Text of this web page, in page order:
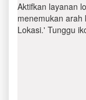
Aktifkan layanan
menemukan arah
Lokasi.' Tunggu